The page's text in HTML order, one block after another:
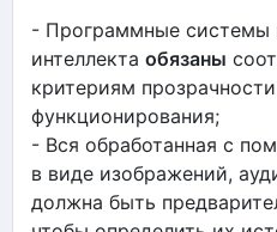
- Программные системы
интеллекта обязаны
критериям
функционирования;
- Вся обработанная с
в виде изображений,
должна быть